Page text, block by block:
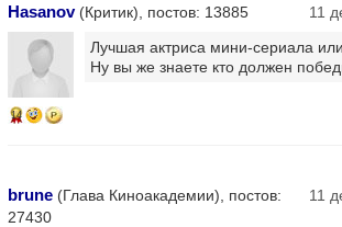
Hasanov(Критик), постов: 13885 11
14
Лучшая актриса мини-сериала
Ну вы же знаете кто должен
brune (Глава Киноакадемии), постов:
27430
11